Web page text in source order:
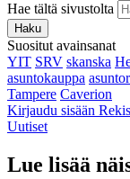
Hae tältä sivustolta
Haku
Suositut avainsanat
YIT SRV skanska
asuntokauppa
Tampere Caverion
Kirjaudu sisään
Uutiset
Lue lisää